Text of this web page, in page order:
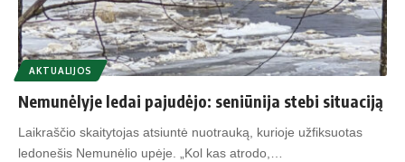
AKTUALIJOS
Nemunėlyje ledai pajudėjo: seniūnija stebi situaciją
Laikraščio skaitytojas atsiuntė nuotrauką, kurioje užfiksuotas
ledonešis Nemunėlio upėje. „Kol kas atrodo,…